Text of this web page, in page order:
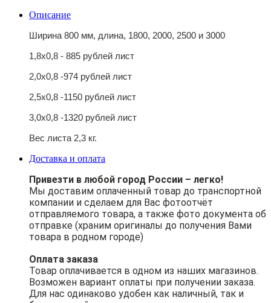
Описание
Ширина 800 мм, длина, 1800, 2000, 2500 и 3000
1,8х0,8 - 885 рублей лист
2,0х0,8 -974 рублей лист
2,5х0,8 -1150 рублей лист
3,0х0,8 -1320 рублей лист
Вес листа 2,3 кг.
Доставка и оплата
Привезти в любой город России – легко!
Мы доставим оплаченный товар до транспортной
компании и сделаем для Вас фотоотчёт
отправляемого товара, а также фото документа об
отправке (храним оригиналы до получения Вами
товара в родном городе)
Оплата заказа
Товар оплачивается в одном из наших магазинов.
Возможен вариант оплаты при получении заказа.
Для нас одинаково удобен как наличный, так и